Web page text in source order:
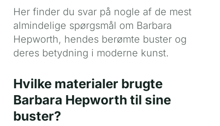
Her finder du svar på nogle af de mest
almindelige spørgsmål om Barbara
Hepworth, hendes berømte buster og
deres betydning i moderne kunst.
Hvilke materialer brugte
Barbara Hepworth til sine
buster?